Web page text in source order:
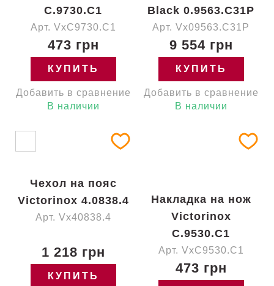
C.9730.C1
Арт. VxC9730.C1
473 грн
КУПИТЬ
Добавить в сравнение
В наличии
Black 0.9563.C31P
Арт. Vx09563.C31P
9 554 грн
КУПИТЬ
Добавить в сравнение
В наличии
Чехол на пояс
Victorinox 4.0838.4
Арт. Vx40838.4
1 218 грн
КУПИТЬ
Накладка на нож
Victorinox
C.9530.C1
Арт. VxC9530.C1
473 грн